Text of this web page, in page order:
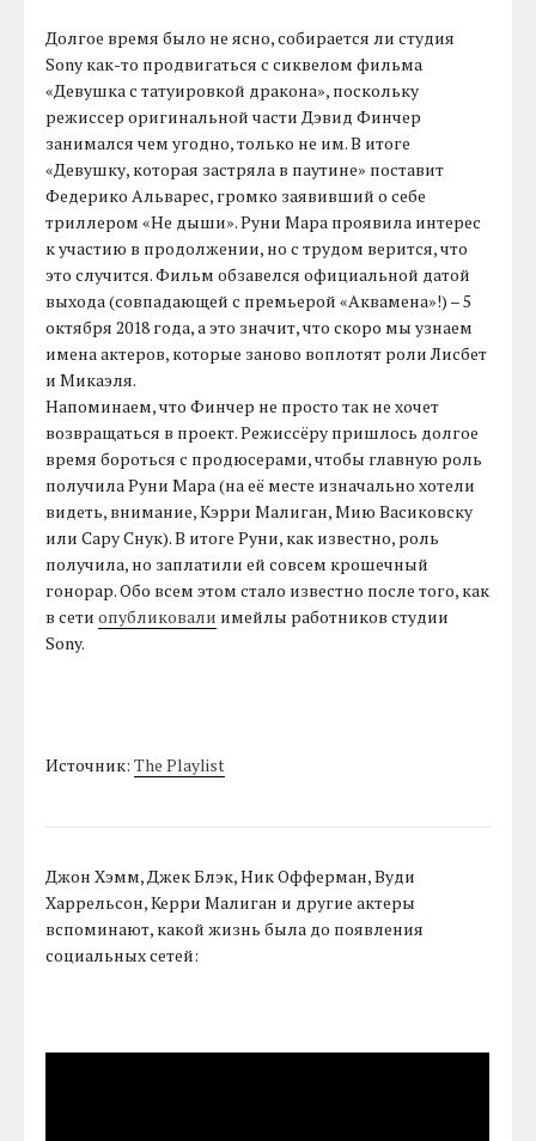
Долгое время было не ясно, собирается ли студия
Sony как-то продвигаться с сиквелом фильма
«Девушка с татуировкой дракона», поскольку
режиссер оригинальной части Дэвид Финчер
занимался чем угодно, только не им. В итоге
«Девушку, которая застряла в паутине» поставит
Федерико Альварес, громко заявивший о себе
триллером «Не дыши». Руни Мара проявила интерес
к участию в продолжении, но с трудом верится, что
это случится. Фильм обзавелся официальной датой
выхода (совпадающей с премьерой «Аквамена»!) – 5
октября 2018 года, а это значит, что скоро мы узнаем
имена актеров, которые заново воплотят роли Лисбет
и Микаэля.
Напоминаем, что Финчер не просто так не хочет
возвращаться в проект. Режиссёру пришлось долгое
время бороться с продюсерами, чтобы главную роль
получила Руни Мара (на её месте изначально хотели
видеть, внимание, Кэрри Малиган, Мию Васиковску
или Сару Снук). В итоге Руни, как известно, роль
получила, но заплатили ей совсем крошечный
гонорар. Обо всем этом стало известно после того, как
в сетиопубликовали имейлы работников студии
Sony.
Источник:The Playlist
Джон Хэмм, Джек Блэк, Ник Офферман, Вуди
Харрельсон, Керри Малиган и другие актеры
вспоминают, какой жизнь была до появления
социальных сетей: